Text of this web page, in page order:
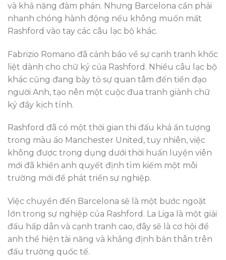
và khả năng đàm phán. Nhưng Barcelona cần phải
nhanh chóng hành động nếu không muốn mất
Rashford vào tay các câu lạc bộ khác.
Fabrizio Romano đã cảnh báo về sự cạnh tranh khốc
liệt dành cho chữ ký của Rashford. Nhiều câu lạc bộ
khác cũng đang bày tỏ sự quan tâm đến tiền đạo
người Anh, tạo nên một cuộc đua tranh giành chữ
ký đầy kịch tính.
Rashford đã có một thời gian thi đấu khá ấn tượng
trong màu áo Manchester United, tuy nhiên, việc
không được trọng dụng dưới thời huấn luyện viên
mới đã khiến anh quyết định tìm kiếm một môi
trường mới để phát triển sự nghiệp.
Việc chuyển đến Barcelona sẽ là một bước ngoặt
lớn trong sự nghiệp của Rashford. La Liga là một giải
đấu hấp dẫn và cạnh tranh cao, đây sẽ là cơ hội để
anh thể hiện tài năng và khẳng định bản thân trên
đấu trường quốc tế.